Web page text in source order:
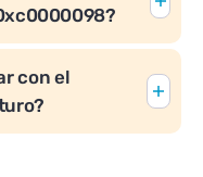
con el